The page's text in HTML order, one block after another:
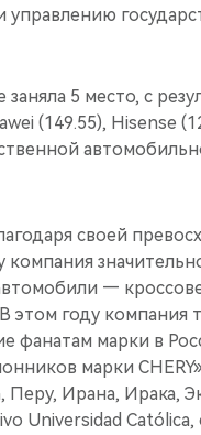
5 место, с
(149.55), Hisense
своей
компания
—
этом году компания
фанатам марки в
марки
Перу, Ирана, Ирака,
Universidad Católica,